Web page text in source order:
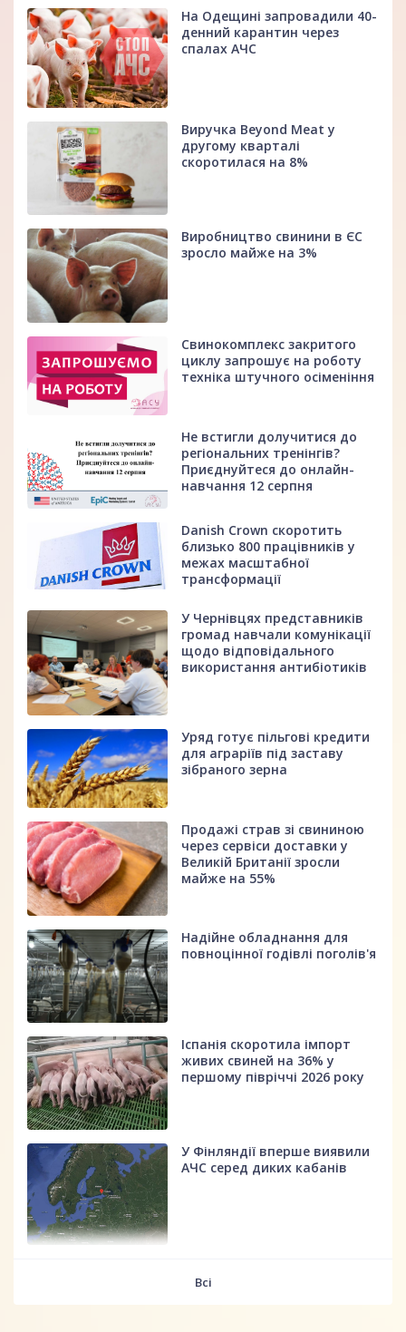
На Одещині запровадили 40-
денний карантин через
спалах АЧС
Виручка Beyond Meat у
другому кварталі
скоротилася на 8%
Виробництво свинини в ЄС
зросло майже на 3%
Свинокомплекс закритого
циклу запрошує на роботу
техніка штучного осіменіння
Не встигли долучитися до
регіональних тренінгів?
Приєднуйтеся до онлайн-
навчання 12 серпня
Danish Crown скоротить
близько 800 працівників у
межах масштабної
трансформації
У Чернівцях представників
громад навчали комунікації
щодо відповідального
використання антибіотиків
Уряд готує пільгові кредити
для аграріїв під заставу
зібраного зерна
Продажі страв зі свининою
через сервіси доставки у
Великій Британії зросли
майже на 55%
Надійне обладнання для
повноцінної годівлі поголів'я
Іспанія скоротила імпорт
живих свиней на 36% у
першому півріччі 2026 року
У Фінляндії вперше виявили
АЧС серед диких кабанів
Всі